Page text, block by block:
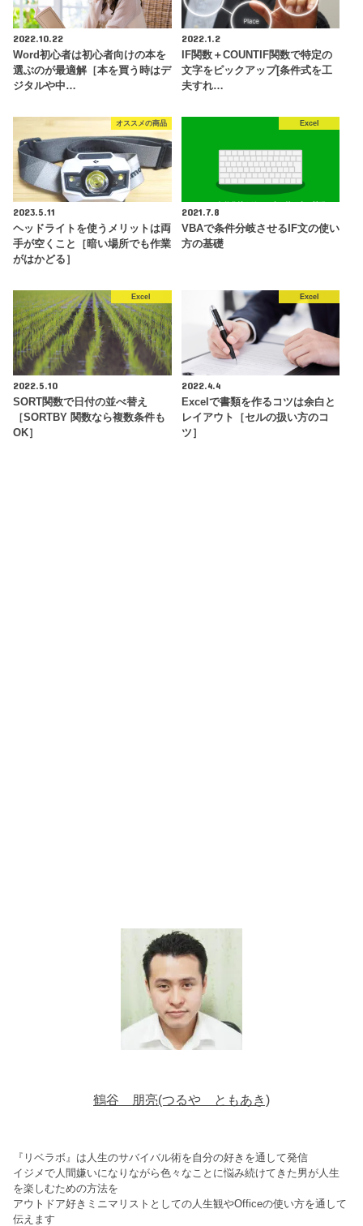
2022.10.22
Word初心者は初心者向けの本を
選ぶのが最適解［本を買う時はデ
ジタルや中…
2022.1.2
IF関数＋COUNTIF関数で特定の
文字をピックアップ[条件式を工
夫すれ…
オススメの商品
2023.5.11
ヘッドライトを使うメリットは両
手が空くこと［暗い場所でも作業
がはかどる］
Excel
2021.7.8
VBAで条件分岐させるIF文の使い
方の基礎
Excel
2022.5.10
SORT関数で日付の並べ替え
［SORTBY 関数なら複数条件も
OK］
Excel
2022.4.4
Excelで書類を作るコツは余白と
レイアウト［セルの扱い方のコ
ツ］
鶴谷 朋亮(つるや ともあき)
『リベラボ』は人生のサバイバル術を自分の好きを通して発信
イジメで人間嫌いになりながら色々なことに悩み続けてきた男が人生
を楽しむための方法を
アウトドア好きミニマリストとしての人生観やOfficeの使い方を通して
伝えます